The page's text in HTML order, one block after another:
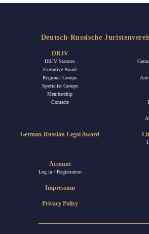
Deutsch-Russische
DRJV
DRJV Statutes
Executive Board
Regional Groups
Specialist Groups
Membership
Contacts
German-Russian Legal Award
Account
Log in / Registration
Impressum
Privacy Policy